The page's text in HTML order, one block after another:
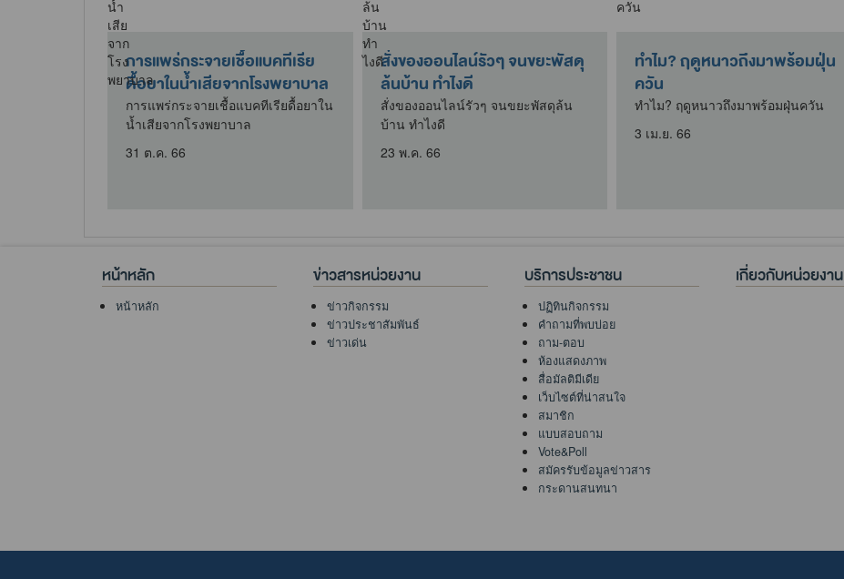
การแพร่กระจายเชื้อแบคทีเรีย
ดื้อยาในน้ำเสียจากโรงพยาบาล
การแพร่กระจายเชื้อแบคทีเรียดื้อยาใน
น้ำเสียจากโรงพยาบาล
31 ต.ค. 66
สั่งของออนไลน์รัวๆ จนขยะพัสดุ
ล้นบ้าน ทำไงดี
สั่งของออนไลน์รัวๆ จนขยะพัสดุล้น
บ้าน ทำไงดี
23 พ.ค. 66
ทำไม? ฤดูหนาวถึงมาพร้อมฝุ่น
ควัน
ทำไม? ฤดูหนาวถึงมาพร้อมฝุ่นควัน
3 เม.ย. 66
หน้าหลัก
หน้าหลัก
ข่าวสารหน่วยงาน
ข่าวกิจกรรม
ข่าวประชาสัมพันธ์
ข่าวเด่น
บริการประชาชน
ปฏิทินกิจกรรม
คำถามที่พบบ่อย
ถาม-ตอบ
ห้องแสดงภาพ
สื่อมัลติมีเดีย
เว็บไซต์ที่น่าสนใจ
สมาชิก
แบบสอบถาม
Vote&Poll
สมัครรับข้อมูลข่าวสาร
กระดานสนทนา
เกี่ยวกับหน่วยงาน